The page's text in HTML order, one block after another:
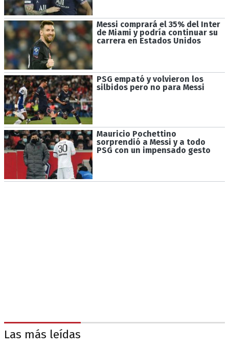
Messi comprará el 35% del Inter
de Miami y podría continuar su
carrera en Estados Unidos
PSG empató y volvieron los
silbidos pero no para Messi
Mauricio Pochettino
sorprendió a Messi y a todo
PSG con un impensado gesto
Las más leídas